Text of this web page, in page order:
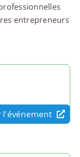
entrepreneurs
l'événement